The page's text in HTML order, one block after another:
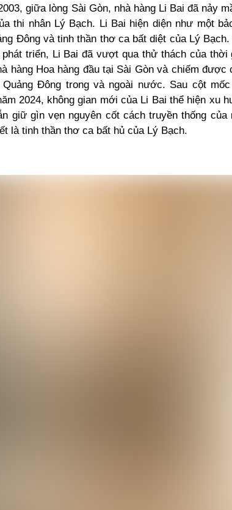
giữa lòng Sài Gòn, nhà hàng Li Bai đã nảy
thi nhân Lý Bạch. Li Bai hiện diện như một
Đông và tinh thần thơ ca bất diệt của Lý
phát triển, Li Bai đã vượt qua thử thách của thời
hàng Hoa hàng đầu tại Sài Gòn và chiếm
Đông trong và ngoài nước. Sau cột
2024, không gian mới của Li Bai thể hiện xu
giữ gìn vẹn nguyên cốt cách truyền thống
là tinh thần thơ ca bất hủ của Lý Bạch.